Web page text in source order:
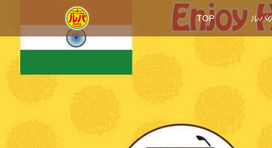
TOP ルパ